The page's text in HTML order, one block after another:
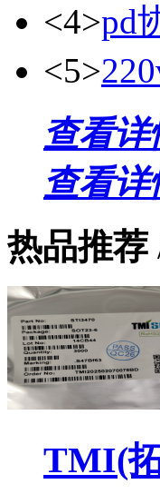
<4>pd
<5>
查看详
查看详
热品推荐
TMI(